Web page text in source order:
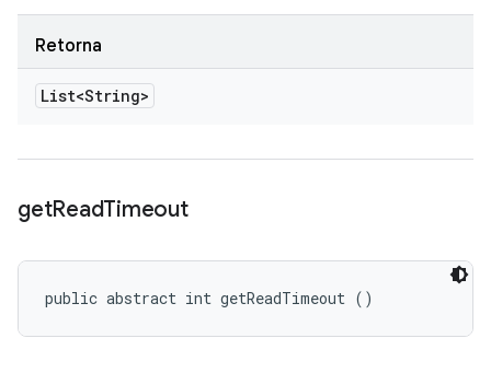
Retorna
List<String>
getReadTimeout
public abstract int getReadTimeout ()